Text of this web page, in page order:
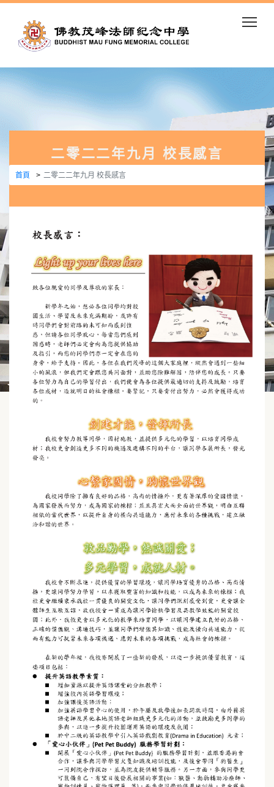
二零二二年九月 校長感言
首頁 二零二二年九月 校長感言